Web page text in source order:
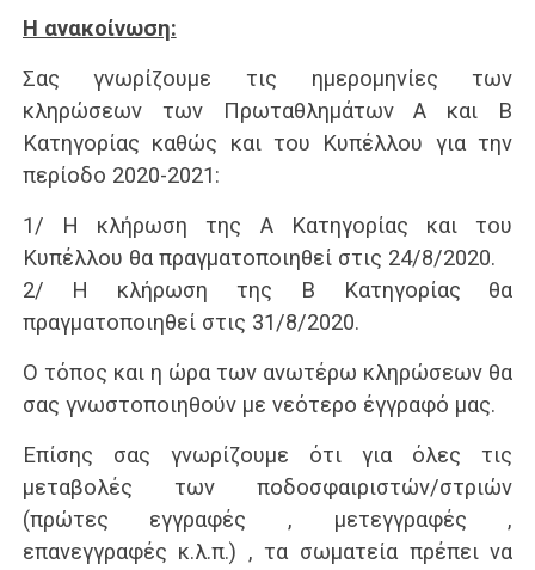
Η ανακοίνωση:
Σας γνωρίζουμε τις ημερομηνίες των
κληρώσεων των Πρωταθλημάτων Α και Β
Κατηγορίας καθώς και του Κυπέλλου για την
περίοδο 2020-2021:
1/ Η κλήρωση της Α Κατηγορίας και του
Κυπέλλου θα πραγματοποιηθεί στις 24/8/2020.
2/ Η κλήρωση της Β Κατηγορίας θα
πραγματοποιηθεί στις 31/8/2020.
Ο τόπος και η ώρα των ανωτέρω κληρώσεων θα
σας γνωστοποιηθούν με νεότερο έγγραφό μας.
Επίσης σας γνωρίζουμε ότι για όλες τις
μεταβολές των ποδοσφαιριστών/στριών
(πρώτες εγγραφές , μετεγγραφές ,
επανεγγραφές κ.λ.π.) , τα σωματεία πρέπει να